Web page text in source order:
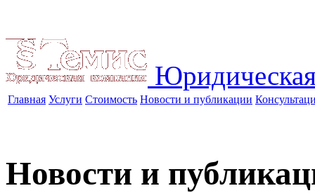
Главная Услуги Стоимость Новости и публикации
Новости и